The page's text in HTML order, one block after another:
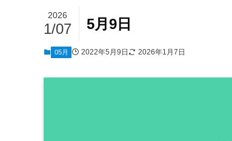
5月9日
2026
1/07
05月 2022年5月9日 2026年1月7日